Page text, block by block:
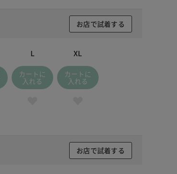
お店で試着する
L
カートに
入れる
XL
カートに
入れる
お店で試着する